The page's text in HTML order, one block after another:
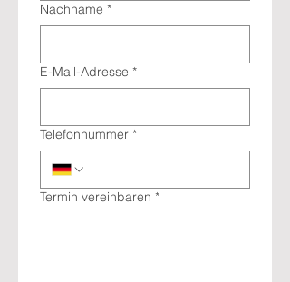
Nachname *
E-Mail-Adresse *
Telefonnummer *
Termin vereinbaren *